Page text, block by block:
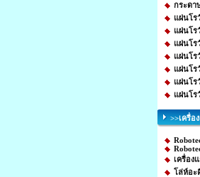
กระดา
แผ่นโร
แผ่นโร
แผ่นโร
แผ่นโร
แผ่นโร
แผ่นโร
แผ่นโร
>>เครื่อ
เครื่อง
โล่ห์อะ